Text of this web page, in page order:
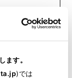
ます。
)では
ご相談